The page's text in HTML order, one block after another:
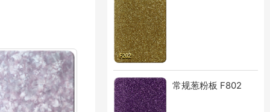
常规葱粉板 F802